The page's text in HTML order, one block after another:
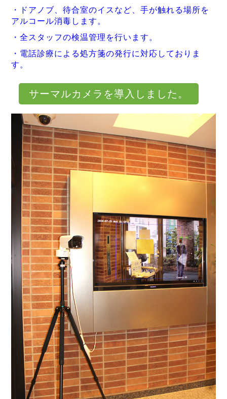
・ドアノブ、待合室のイスなど、手が触れる場所を
アルコール消毒します。
・全スタッフの検温管理を行います。
・電話診療による処方箋の発行に対応しておりま
す。
サーマルカメラを導入しました。